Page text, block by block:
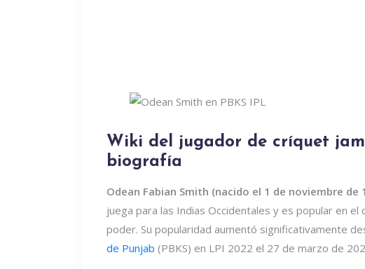
Wiki del jugador de críquet
biografía
Odean Fabian Smith (nacido el 1 de noviembre de
juega para las Indias Occidentales y es popular en
poder. Su popularidad aumentó significativamente
de Punjab (PBKS) en LPI 2022 el 27 de marzo de